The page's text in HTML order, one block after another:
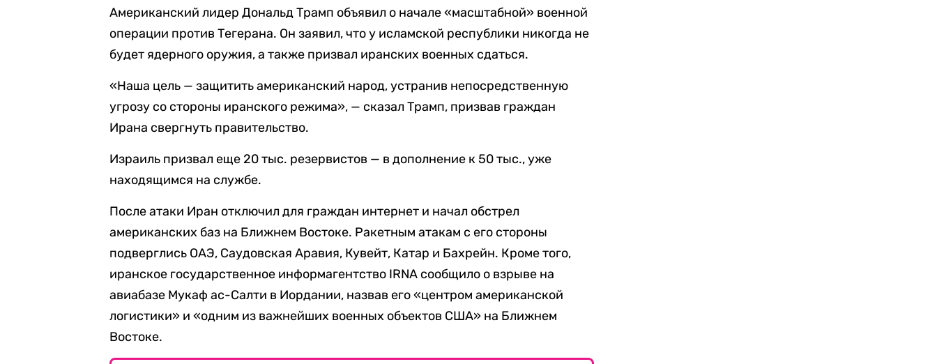
Американский лидер Дональд Трамп объявил о начале «масштабной» военной
операции против Тегерана. Он заявил, что у исламской республики никогда не
будет ядерного оружия, а также призвал иранских военных сдаться.
«Наша цель — защитить американский народ, устранив непосредственную
угрозу со стороны иранского режима», — сказал Трамп, призвав граждан
Ирана свергнуть правительство.
Израиль призвал еще 20 тыс. резервистов — в дополнение к 50 тыс., уже
находящимся на службе.
После атаки Иран отключил для граждан интернет и начал обстрел
американских баз на Ближнем Востоке. Ракетным атакам с его стороны
подверглись ОАЭ, Саудовская Аравия, Кувейт, Катар и Бахрейн. Кроме того,
иранское государственное информагентство IRNA сообщило о взрыве на
авиабазе Мукаф ас-Салти в Иордании, назвав его «центром американской
логистики» и «одним из важнейших военных объектов США» на Ближнем
Востоке.